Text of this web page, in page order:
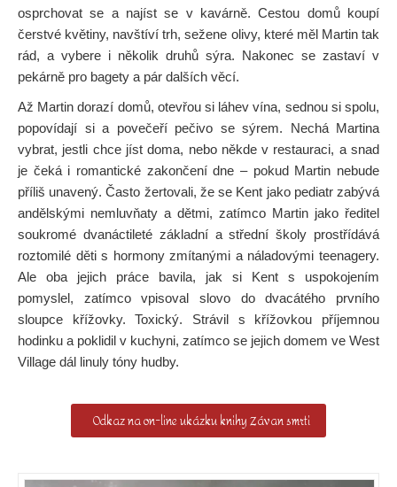
osprchovat se a najíst se v kavárně. Cestou domů koupí
čerstvé květiny, navštíví trh, sežene olivy, které měl Martin tak
rád, a vybere i několik druhů sýra. Nakonec se zastaví v
pekárně pro bagety a pár dalších věcí.
Až Martin dorazí domů, otevřou si láhev vína, sednou si spolu,
popovídají si a povečeří pečivo se sýrem. Nechá Martina
vybrat, jestli chce jíst doma, nebo někde v restauraci, a snad
je čeká i romantické zakončení dne – pokud Martin nebude
příliš unavený. Často žertovali, že se Kent jako pediatr zabývá
andělskými nemluvňaty a dětmi, zatímco Martin jako ředitel
soukromé dvanáctileté základní a střední školy prostřídává
roztomilé děti s hormony zmítanými a náladovými teenagery.
Ale oba jejich práce bavila, jak si Kent s uspokojením
pomyslel, zatímco vpisoval slovo do dvacátého prvního
sloupce křížovky. Toxický. Strávil s křížovkou příjemnou
hodinku a poklidil v kuchyni, zatímco se jejich domem ve West
Village dál linuly tóny hudby.
Odkaz na on-line ukázku knihy Závan smrti